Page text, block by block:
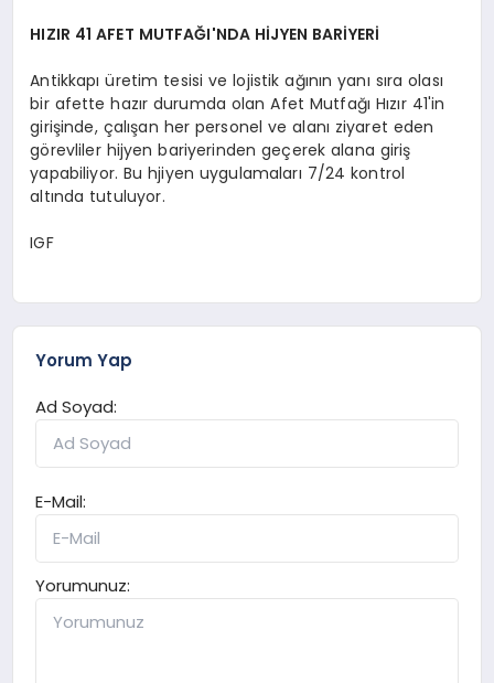
HIZIR 41 AFET MUTFAĞI'NDA HİJYEN BARİYERİ
Antikkapı üretim tesisi ve lojistik ağının yanı sıra olası
bir afette hazır durumda olan Afet Mutfağı Hızır 41'in
girişinde, çalışan her personel ve alanı ziyaret eden
görevliler hijyen bariyerinden geçerek alana giriş
yapabiliyor. Bu hjiyen uygulamaları 7/24 kontrol
altında tutuluyor.
IGF
Yorum Yap
Ad Soyad:
E-Mail:
Yorumunuz: